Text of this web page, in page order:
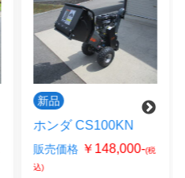
新品
ホンダ CS100KN
販売価格 ￥148,000-(税
込)